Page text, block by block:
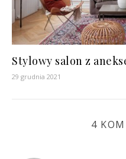
Stylowy salon z
29 grudnia 2021
4